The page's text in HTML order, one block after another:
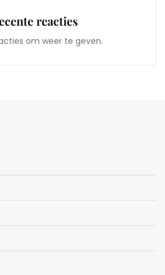
reacties
om weer te geven.